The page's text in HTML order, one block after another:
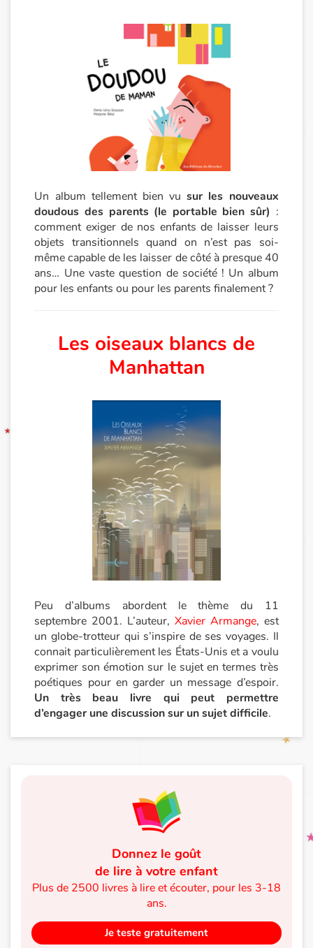
Un album tellement bien vusur les nouveaux
doudous des parents (le portable bien sûr) :
comment exiger de nos enfants de laisser leurs
objets transitionnels quand on n’est pas soi-
même capable de les laisser de côté à presque 40
ans… Une vaste question de société ! Un album
pour les enfants ou pour les parents finalement ?
Les oiseaux blancs de
Manhattan
Peu d’albums abordent le thème du 11
septembre 2001. L’auteur, Xavier Armange, est
un globe-trotteur qui s’inspire de ses voyages. Il
connait particulièrement les États-Unis et a voulu
exprimer son émotion sur le sujet en termes très
poétiques pour en garder un message d’espoir.
Un très beau livre qui peut permettre
d’engager une discussion sur un sujet difficile.
Donnez le goût
de lire à votre enfant
Plus de 2500 livres à lire et écouter, pour les 3-18
ans.
Je teste gratuitement